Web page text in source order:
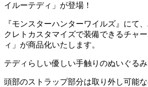
イルーテディ」が登場！
『モンスターハンターワイルズ』にて
クレトカスタマイズで装備できるチャ
ィ」が商品化いたします。
テディらしい優しい手触りのぬいぐるみ
頭部のストラップ部分は取り外し可能